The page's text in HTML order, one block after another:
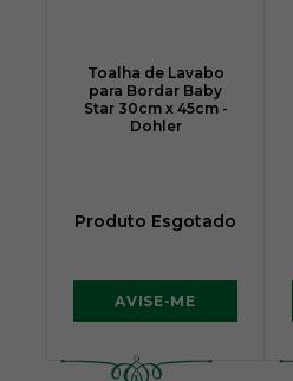
Toalha de Lavabo
para Bordar Baby
Star 30cm x 45cm -
Dohler
Produto Esgotado
AVISE-ME